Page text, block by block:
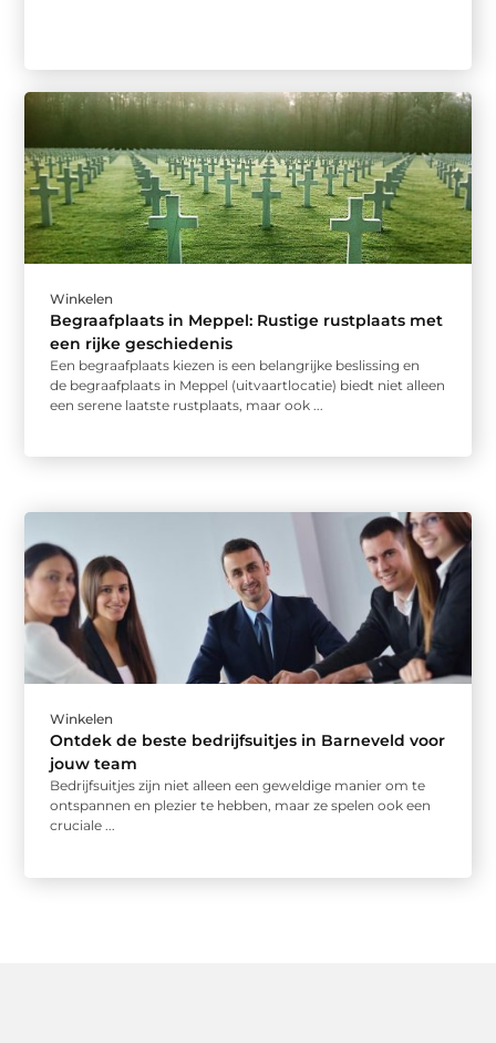
Winkelen
Begraafplaats in Meppel: Rustige rustplaats met
een rijke geschiedenis
Een begraafplaats kiezen is een belangrijke beslissing en
de begraafplaats in Meppel (uitvaartlocatie) biedt niet alleen
een serene laatste rustplaats, maar ook ...
Winkelen
Ontdek de beste bedrijfsuitjes in Barneveld voor
jouw team
Bedrijfsuitjes zijn niet alleen een geweldige manier om te
ontspannen en plezier te hebben, maar ze spelen ook een
cruciale ...